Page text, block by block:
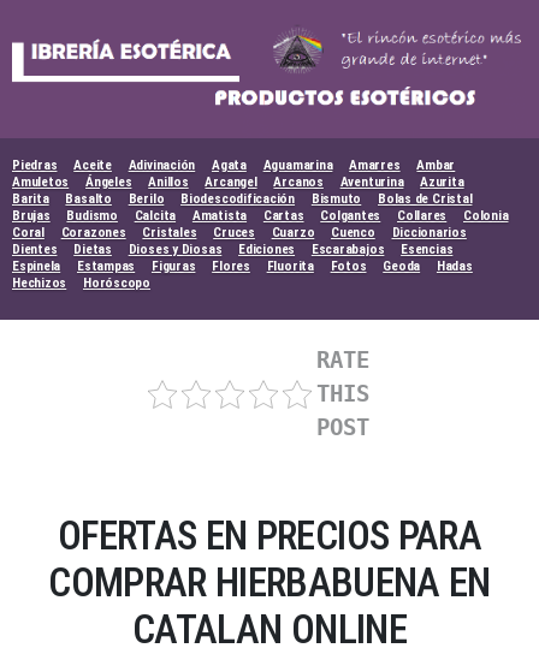
Piedras Aceite Adivinación Agata Aguamarina Amarres
Ambar
Amuletos
Ángeles Anillos Arcangel Arcanos Aventurina
Azurita
Barita
Basalto Berilo Biodescodificación Bismuto
Bolas de Cristal
Brujas
Budismo Calcita Amatista Cartas Colgantes Collares
Colonia
Coral
Corazones Cristales Cruces Cuarzo Cuenco
Diccionarios
Dientes
Dietas Dioses y Diosas Ediciones Escarabajos
Esencias
Espinela
Estampas Figuras Flores Fluorita Fotos Geoda
Hadas
Hechizos
Horóscopo
RATE
THIS
POST
OFERTAS EN PRECIOS PARA
COMPRAR HIERBABUENA EN
CATALAN ONLINE